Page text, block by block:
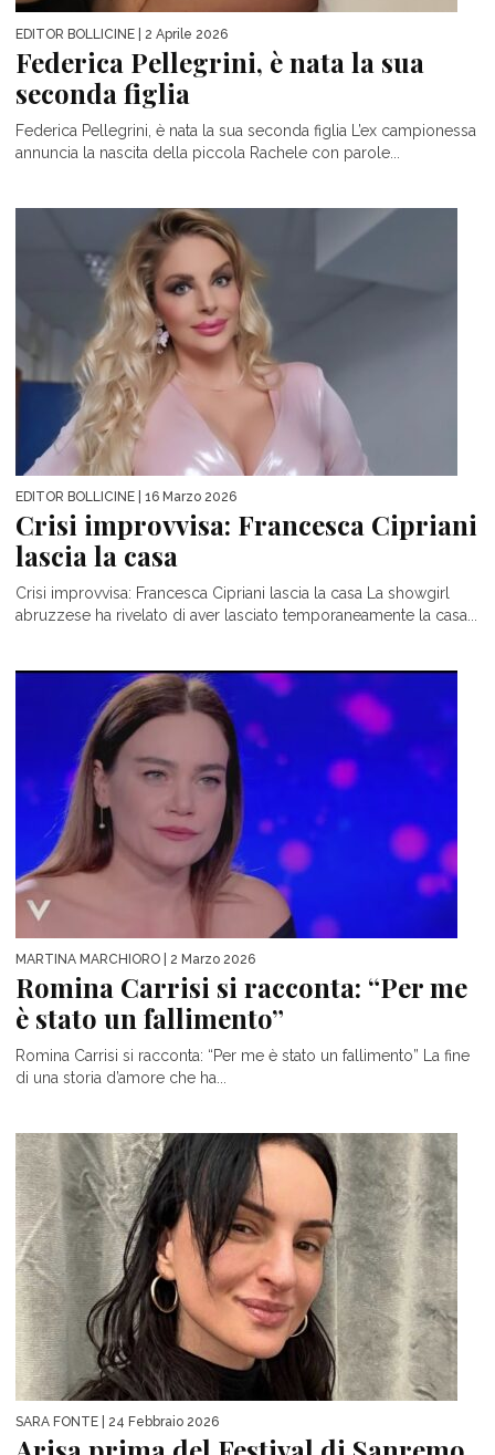
EDITOR BOLLICINE | 2 Aprile 2026
Federica Pellegrini, è nata la sua
seconda figlia
Federica Pellegrini, è nata la sua seconda figlia L’ex campionessa
annuncia la nascita della piccola Rachele con parole...
EDITOR BOLLICINE | 16 Marzo 2026
Crisi improvvisa: Francesca Cipriani
lascia la casa
Crisi improvvisa: Francesca Cipriani lascia la casa La showgirl
abruzzese ha rivelato di aver lasciato temporaneamente la casa...
MARTINA MARCHIORO | 2 Marzo 2026
Romina Carrisi si racconta: “Per me
è stato un fallimento”
Romina Carrisi si racconta: “Per me è stato un fallimento” La fine
di una storia d’amore che ha...
SARA FONTE | 24 Febbraio 2026